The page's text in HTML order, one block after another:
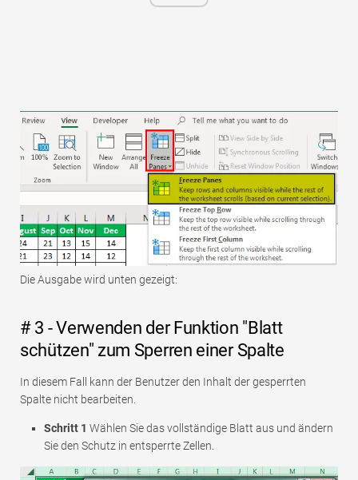
Die Ausgabe wird unten gezeigt:
# 3 - Verwenden der Funktion "Blatt
schützen" zum Sperren einer Spalte
In diesem Fall kann der Benutzer den Inhalt der gesperrten
Spalte nicht bearbeiten.
Schritt 1 Wählen Sie das vollständige Blatt aus und ändern
Sie den Schutz in entsperrte Zellen.